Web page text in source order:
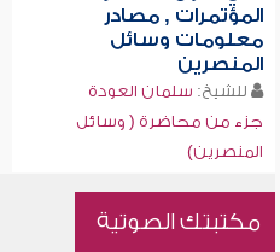
المؤتمرات , مصادر
معلومات وسائل
المنصرين
للشيخ: سلمان العودة
جزء من محاضرة ( وسائل
المنصرين)
مكتبتك الصوتية